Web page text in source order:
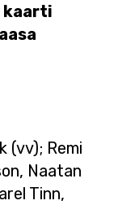
kaarti
(vv); Remi
Naatan
Tinn,